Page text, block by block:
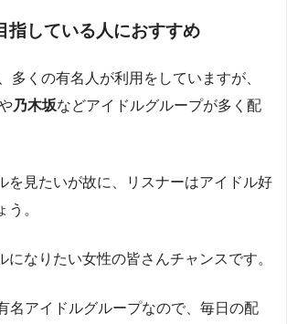
指している人におすすめ
多くの有名人が利用をしていますが、
乃木坂などアイドルグループが多く配
を見たいが故に、リスナーはアイドル好
う。
になりたい女性の皆さんチャンスです。
名アイドルグループなので、毎日の配